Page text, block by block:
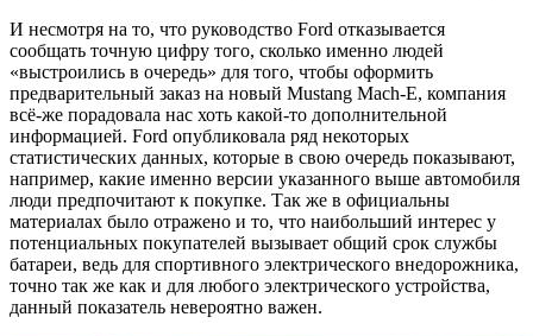
И несмотря на то, что руководство Ford отказывается
сообщать точную цифру того, сколько именно людей
«выстроились в очередь» для того, чтобы оформить
предварительный заказ на новый Mustang Mach-E, компания
всё-же порадовала нас хоть какой-то дополнительной
информацией. Ford опубликовала ряд некоторых
статистических данных, которые в свою очередь показывают,
например, какие именно версии указанного выше автомобиля
люди предпочитают к покупке. Так же в официальны
материалах было отражено и то, что наибольший интерес у
потенциальных покупателей вызывает общий срок службы
батареи, ведь для спортивного электрического внедорожника,
точно так же как и для любого электрического устройства,
данный показатель невероятно важен.